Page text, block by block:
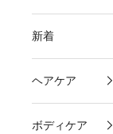
新着
ヘアケア
ボディケア